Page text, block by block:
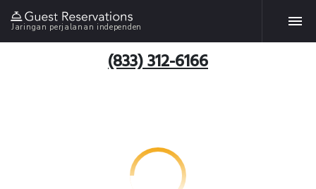
Jaringan perjalanan independen
(833) 312-6166